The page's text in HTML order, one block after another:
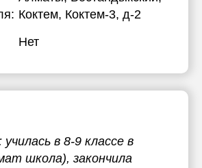
Коктем, Коктем-3, д-2
Нет
в 8-9 классе в
школа), закончила